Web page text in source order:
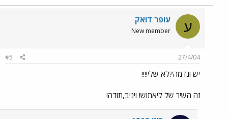
ע עופר דואק
New member
27/4/04
#5
יש ונדמה?לא שלי!!!!
זה השיר של ליאתוש! ויניב,תודה!